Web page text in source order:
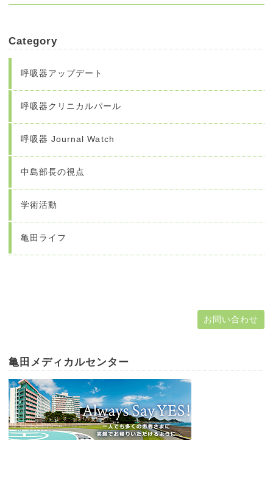
Category
呼吸器アップデート
呼吸器クリニカルパール
呼吸器 Journal Watch
中島部長の視点
学術活動
亀田ライフ
お問い合わせ
亀田メディカルセンター